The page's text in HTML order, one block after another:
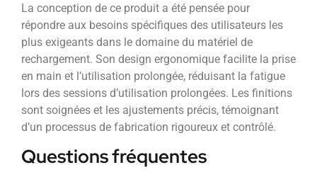
La conception de ce produit a été pensée pour
répondre aux besoins spécifiques des utilisateurs les
plus exigeants dans le domaine du matériel de
rechargement. Son design ergonomique facilite la prise
en main et l’utilisation prolongée, réduisant la fatigue
lors des sessions d’utilisation prolongées. Les finitions
sont soignées et les ajustements précis, témoignant
d’un processus de fabrication rigoureux et contrôlé.
Questions fréquentes